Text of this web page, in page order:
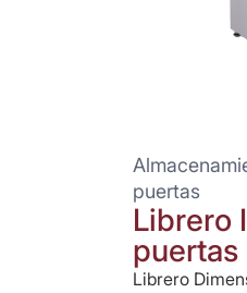
puertas
Librero
puertas
Librero